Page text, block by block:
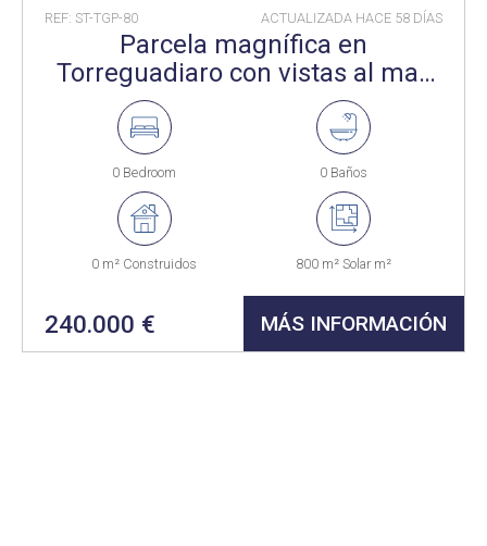
REF: ST-TGP-80 ACTUALIZADA HACE 58 DÍAS
Parcela magnífica en
Torreguadiaro con vistas al mar,
junto al Puerto de Sotogrande.
0 Bedroom 0 Baños
0 m² Construidos 800 m² Solar m²
240.000 € MÁS INFORMACIÓN